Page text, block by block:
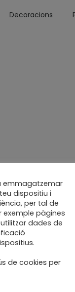
Decoracions
nuvis
emmagatzemar
dispositiu i
per tal de
pàgines
dades de
de cookies per